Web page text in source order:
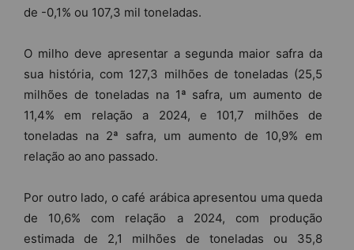
de -0,1% ou 107,3 mil toneladas.
O milho deve apresentar a segunda maior safra da
sua história, com 127,3 milhões de toneladas (25,5
milhões de toneladas na 1ª safra, um aumento de
11,4% em relação a 2024, e 101,7 milhões de
toneladas na 2ª safra, um aumento de 10,9% em
relação ao ano passado.
Por outro lado, o café arábica apresentou uma queda
de 10,6% com relação a 2024, com produção
estimada de 2,1 milhões de toneladas ou 35,8